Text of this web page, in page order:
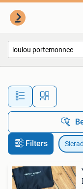
Filters